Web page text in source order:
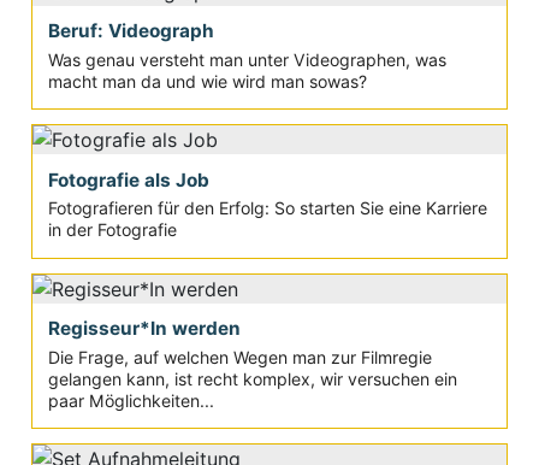
Beruf: Videograph
Was genau versteht man unter Videographen, was
macht man da und wie wird man sowas?
Fotografie als Job
Fotografieren für den Erfolg: So starten Sie eine Karriere
in der Fotografie
Regisseur*In werden
Die Frage, auf welchen Wegen man zur Filmregie
gelangen kann, ist recht komplex, wir versuchen ein
paar Möglichkeiten...